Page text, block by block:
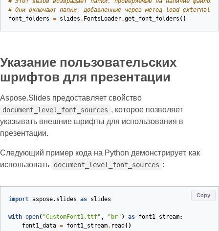
# Они включают папки, добавленные через метод
font_folders = slides . FontsLoader.get_font_folders ()
Указание пользовательских
шрифтов для презентации
Aspose.Slides предоставляет свойство
document_level_font_sources , которое позволяет
указывать внешние шрифты для использования в
презентации.
Следующий пример кода на Python демонстрирует, как
использовать
document_level_font_sources :
Copy
import aspose.slides as slides
with open( "CustomFont1.ttf" , "br" ) as font1_stream:
font1_data = font1_stream. read ()